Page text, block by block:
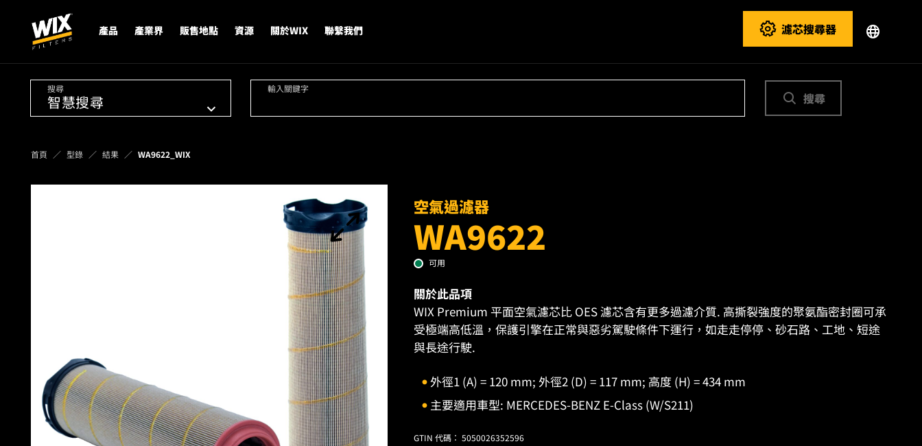
產品 產業界 販售地點 資源 關於WIX 聯繫我們 濾芯搜尋器
搜尋 輸入關鍵字
搜尋
首頁 型錄 結果 WA9622_WIX
空氣過濾器
WA9622
可用
關於此品項
WIX Premium 平面空氣濾芯比 OES 濾芯含有更多過濾介質. 高撕裂強度的聚氨酯密封圈可承
受極端高低溫，保護引擎在正常與惡劣駕駛條件下運行，如走走停停、砂石路、工地、短途
與長途行駛.
外徑1 (A) = 120 mm; 外徑2 (D) = 117 mm; 高度 (H) = 434 mm
主要適用車型: MERCEDES-BENZ E-Class (W/S211)
GTIN 代碼： 5050026352596